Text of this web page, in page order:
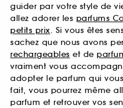
guider par votre style de
allez adorer les parfums
petits prix. Si vous êtes
sachez que nous avons
rechargeables et de
vraiment vous
adopter le parfum qui
fait, vous pourrez même
parfum et retrouver vos